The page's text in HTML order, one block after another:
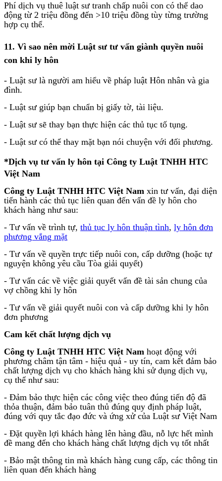
Phí dịch vụ thuê luật sư tranh chấp nuôi con có thể dao
động từ 2 triệu đồng đến >10 triệu đồng tùy từng trường
hợp cụ thể.
11. Vì sao nên mời Luật sư tư vấn giành quyền nuôi
con khi ly hôn
- Luật sư là người am hiểu về pháp luật Hôn nhân và gia
đình.
- Luật sư giúp bạn chuẩn bị giấy tờ, tài liệu.
- Luật sư sẽ thay bạn thực hiện các thủ tục tố tụng.
- Luật sư có thể thay mặt bạn nói chuyện với đối phương.
*Dịch vụ tư vấn ly hôn tại Công ty Luật TNHH HTC
Việt Nam
Công ty Luật TNHH HTC Việt Nam xin tư vấn, đại diện
tiến hành các thủ tục liên quan đến vấn đề ly hôn cho
khách hàng như sau:
- Tư vấn về trình tự, thủ tục ly hôn thuận tình, ly hôn đơn
phương vắng mặt
- Tư vấn về quyền trực tiếp nuôi con, cấp dưỡng (hoặc tự
nguyện không yêu cầu Tòa giải quyết)
- Tư vấn các về việc giải quyết vấn đề tài sản chung của
vợ chồng khi ly hôn
- Tư vấn về giải quyết nuôi con và cấp dưỡng khi ly hôn
đơn phương
Cam kết chất lượng dịch vụ
Công ty Luật TNHH HTC Việt Nam hoạt động với
phương châm tận tâm - hiệu quả - uy tín, cam kết đảm bảo
chất lượng dịch vụ cho khách hàng khi sử dụng dịch vụ,
cụ thể như sau:
- Đảm bảo thực hiện các công việc theo đúng tiến độ đã
thỏa thuận, đảm bảo tuân thủ đúng quy định pháp luật,
đúng với quy tắc đạo đức và ứng xử của Luật sư Việt Nam
- Đặt quyền lợi khách hàng lên hàng đầu, nỗ lực hết mình
đề mang đến cho khách hàng chất lượng dịch vụ tốt nhất
- Bảo mật thông tin mà khách hàng cung cấp, các thông tin
liên quan đến khách hàng